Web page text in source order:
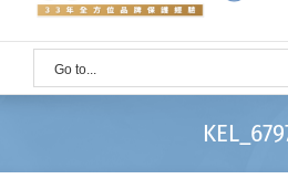
Go to...